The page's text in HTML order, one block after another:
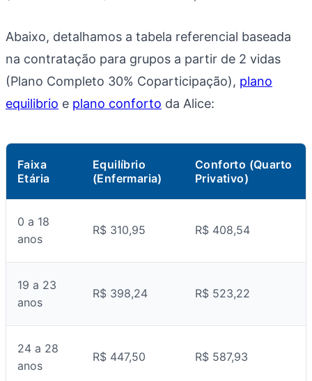
Abaixo, detalhamos a tabela referencial baseada
na contratação para grupos a partir de 2 vidas
(Plano Completo 30% Coparticipação), plano
equilibrio e plano conforto da Alice:
Faixa
Etária
Equilíbrio
(Enfermaria)
Conforto (Quarto
Privativo)
0 a 18
anos
R$ 310,95 R$ 408,54
19 a 23
anos
R$ 398,24 R$ 523,22
24 a 28
anos
R$ 447,50 R$ 587,93